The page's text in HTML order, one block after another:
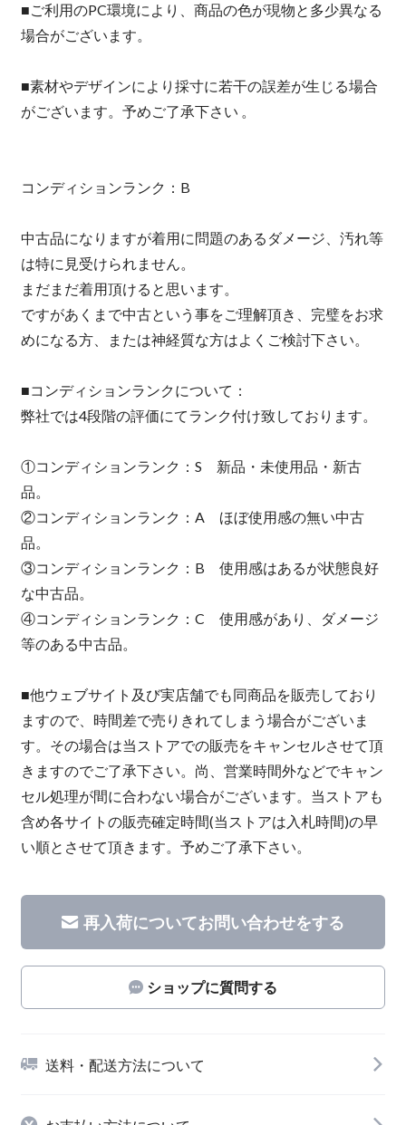
■ご利用のPC環境により、商品の色が現物と多少異なる
場合がございます。
■素材やデザインにより採寸に若干の誤差が生じる場合
がございます。予めご了承下さい 。
コンディションランク：B
中古品になりますが着用に問題のあるダメージ、汚れ等
は特に見受けられません。
まだまだ着用頂けると思います。
ですがあくまで中古という事をご理解頂き、完璧をお求
めになる方、または神経質な方はよくご検討下さい。
■コンディションランクについて：
弊社では4段階の評価にてランク付け致しております。
①コンディションランク：S 新品・未使用品・新古
品。
②コンディションランク：A ほぼ使用感の無い中古
品。
③コンディションランク：B 使用感はあるが状態良好
な中古品。
④コンディションランク：C 使用感があり、ダメージ
等のある中古品。
■他ウェブサイト及び実店舗でも同商品を販売しており
ますので、時間差で売りきれてしまう場合がございま
す。その場合は当ストアでの販売をキャンセルさせて頂
きますのでご了承下さい。尚、営業時間外などでキャン
セル処理が間に合わない場合がございます。当ストアも
含め各サイトの販売確定時間(当ストアは入札時間)の早
い順とさせて頂きます。予めご了承下さい。
再入荷についてお問い合わせをする
ショップに質問する
送料・配送方法について